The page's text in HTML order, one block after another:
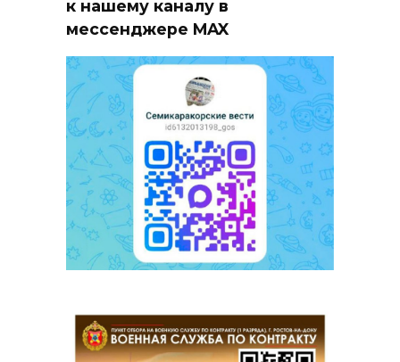
к нашему каналу в
мессенджере MAX